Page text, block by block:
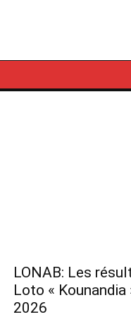
LONAB: Les
Loto «
2026